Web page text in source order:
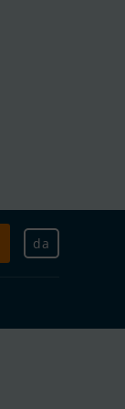
da